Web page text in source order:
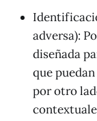
adversa):
diseñada
que
por otro